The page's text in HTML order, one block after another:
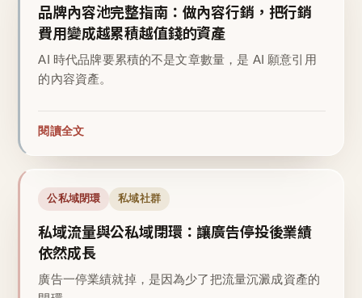
品牌內容池完整指南：做內容行銷，把行銷
費用變成越累積越值錢的資產
AI 時代品牌要累積的不是文章數量，是 AI 願意引用
的內容資產。
閱讀全文
公私域閉環 私域社群
私域流量與公私域閉環：讓廣告停投後業績
依然成長
廣告一停業績就掉，是因為少了把流量沉澱成資產的